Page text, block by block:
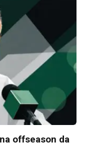
offseason da